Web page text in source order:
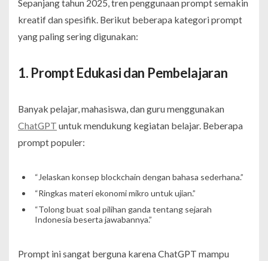
Sepanjang tahun 2025, tren penggunaan prompt semakin
kreatif dan spesifik. Berikut beberapa kategori prompt
yang paling sering digunakan:
1. Prompt Edukasi dan Pembelajaran
Banyak pelajar, mahasiswa, dan guru menggunakan
ChatGPT untuk mendukung kegiatan belajar. Beberapa
prompt populer:
“Jelaskan konsep blockchain dengan bahasa sederhana.”
“Ringkas materi ekonomi mikro untuk ujian.”
“Tolong buat soal pilihan ganda tentang sejarah
Indonesia beserta jawabannya.”
Prompt ini sangat berguna karena ChatGPT mampu